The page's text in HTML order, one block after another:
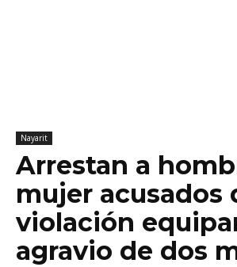
Nayarit
Arrestan a
mujer acusados
violación
agravio de dos